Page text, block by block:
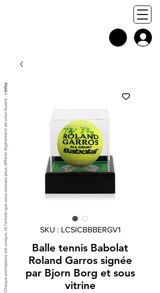
SKU : LCSICBBBERGV1
Balle tennis Babolat
Roland Garros signée
par Bjorn Borg et sous
vitrine
Chaque exemplaire est unique, et l'article que vous recevez peut différer légèrement de celui illustré :
+ infos